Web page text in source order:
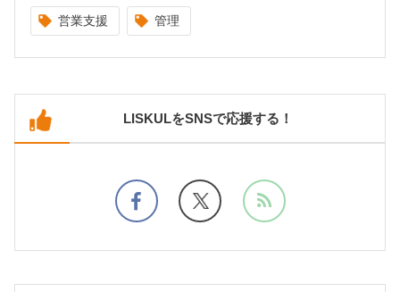
営業支援 管理
LISKULをSNSで応援する！